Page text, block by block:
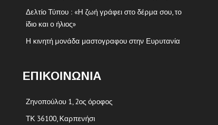
Δελτίο Τύπου : «Η ζωή γράφει στο δέρμα σου, το
ίδιο και ο ήλιος»
Η κινητή μονάδα μαστογραφου στην Ευρυτανία
ΕΠΙΚΟΙΝΩΝΙΑ
Ζηνοπούλου 1, 2ος όροφος
ΤΚ 36100, Καρπενήσι